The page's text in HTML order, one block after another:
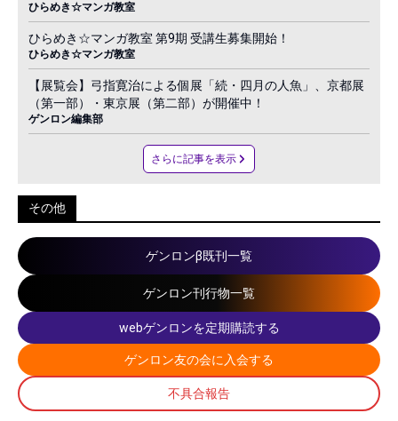
ひらめき☆マンガ教室
ひらめき☆マンガ教室 第9期 受講生募集開始！
ひらめき☆マンガ教室
【展覧会】弓指寛治による個展「続・四月の人魚」、京都展
（第一部）・東京展（第二部）が開催中！
ゲンロン編集部
さらに記事を表示
その他
ゲンロンβ既刊一覧
ゲンロン刊行物一覧
webゲンロンを定期購読する
ゲンロン友の会に入会する
不具合報告